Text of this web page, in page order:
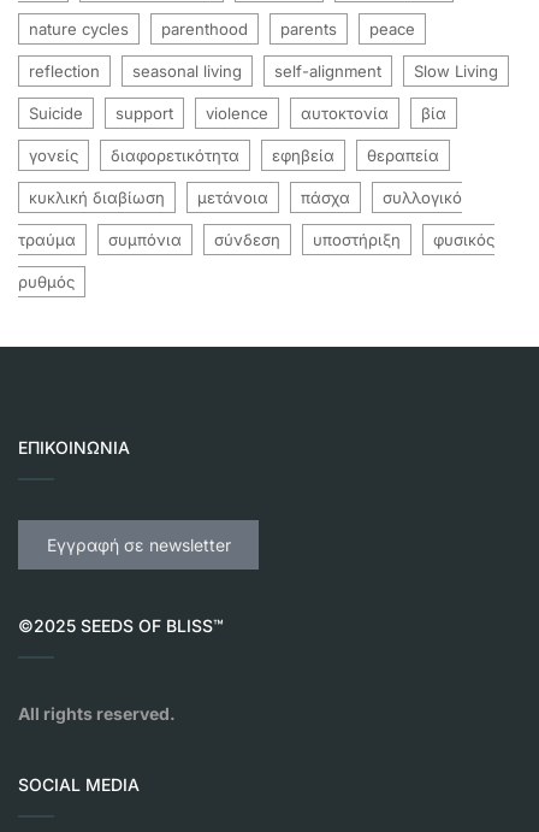
nature cycles parenthood parents peace
reflection seasonal living self-alignment Slow Living
Suicide support violence αυτοκτονία βία
γονείς διαφορετικότητα εφηβεία θεραπεία
κυκλική διαβίωση μετάνοια πάσχα συλλογικό
τραύμα συμπόνια σύνδεση υποστήριξη φυσικός
ρυθμός
ΕΠΙΚΟΙΝΩΝΊΑ
Εγγραφή σε newsletter
©2025 SEEDS OF BLISS™
All rights reserved.
SOCIAL MEDIA